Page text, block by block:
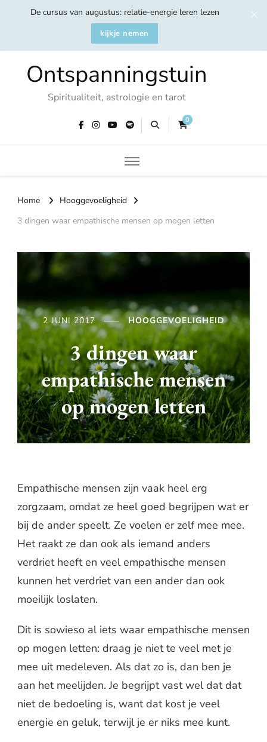
De cursus van augustus: relatie-energie leren lezen
kijkje nemen
Ontspanningstuin
Spiritualiteit, astrologie en tarot
0
Home
Hooggevoeligheid
3 dingen waar empathische mensen op mogen letten
2 JUNI 2017 HOOGGEVOELIGHEID
3 dingen waar
empathische mensen
op mogen letten
Empathische mensen zijn vaak heel erg
zorgzaam, omdat ze heel goed begrijpen wat er
bij de ander speelt. Ze voelen er zelf mee mee.
Het raakt ze dan ook als iemand anders
verdriet heeft en veel empathische mensen
kunnen het verdriet van een ander dan ook
moeilijk loslaten.
Dit is sowieso al iets waar empathische mensen
op mogen letten: draag je niet te veel met je
mee uit medeleven. Als dat zo is, dan ben je
aan het meelijden. Je begrijpt vast wel dat dat
niet de bedoeling is, want dat kost je veel
energie en geluk, terwijl je er niks mee kunt.